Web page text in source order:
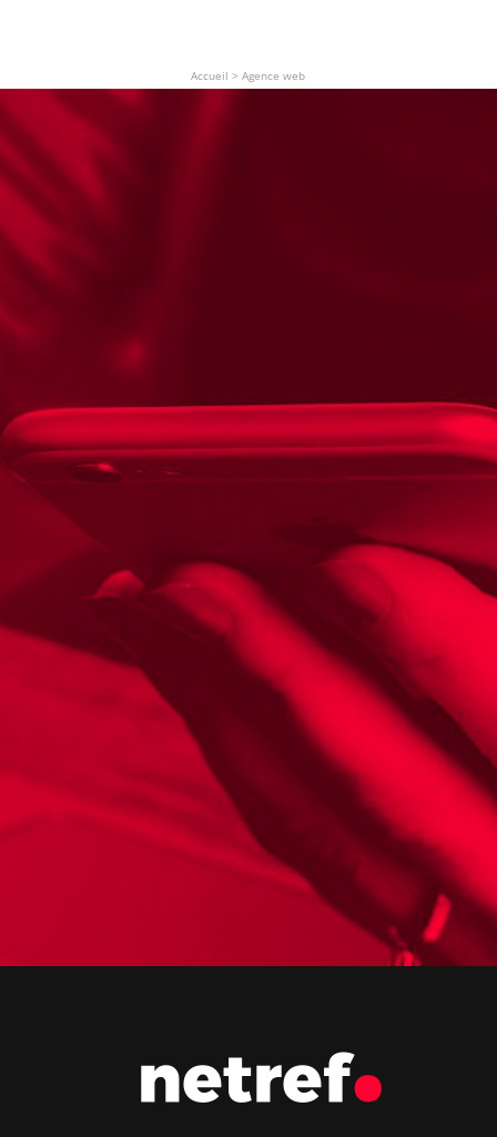
Accueil >Agence web